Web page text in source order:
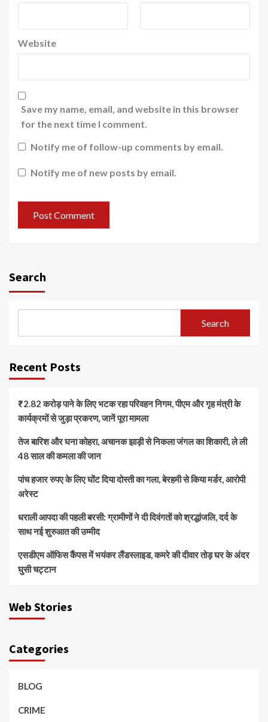
Website
Save my name, email, and website in this browser
for the next time I comment.
Notify me of follow-up comments by email.
Notify me of new posts by email.
Search
Search
Recent Posts
₹2.82 करोड़ पाने के लिए भटक रहा परिवहन निगम, पीएम और गृह मंत्री के
कार्यक्रमों से जुड़ा प्रकरण, जानें पूरा मामला
तेज बारिश और घना कोहरा, अचानक झाड़ी से निकला जंगल का शिकारी, ले ली
48 साल की कमला की जान
पांच हजार रुपए के लिए घोंट दिया दोस्ती का गला, बेरहमी से किया मर्डर, आरोपी
अरेस्ट
धराली आपदा की पहली बरसी: ग्रामीणों ने दी दिवंगतों को श्रद्धांजलि, दर्द के
साथ नई शुरुआत की उम्मीद
एसडीएम ऑफिस कैंपस में भयंकर लैंडस्लाइड, कमरे की दीवार तोड़ घर के अंदर
घुसी चट्टान
Web Stories
Categories
BLOG
CRIME